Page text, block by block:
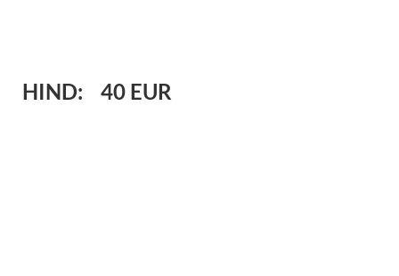
HIND: 40 EUR